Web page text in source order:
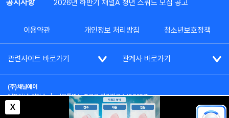
X
공지사항 2026년 하반기 채널A 청년 스쿼드 모집 공고
이용약관 개인정보 처리방침 청소년보호정책
관련사이트 바로가기 관계사 바로가기
(주)채널에이
대표이사: 김차수 | 서울특별시 종로구 청계천로 1 (03187)
부가통신사업신고: 022357호 | 사업자등록번호: 101-86-62787
대표전화: (02)2020-3114
시청자상담실: (02)2020-3100